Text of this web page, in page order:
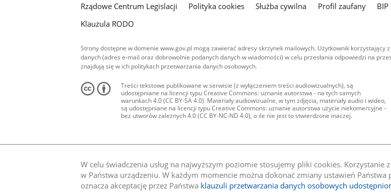
W celu świadczenia usług na najwyższym poziomie stosujemy pliki cookies. Korzystanie
w Państwa urządzeniu. W każdym momencie można dokonać zmiany ustawień
oznacza akceptację przez Państwa klauzuli przetwarzania danych osobowych
Rządowe Centrum Legislacji Polityka cookies Służba cywilna Profil zaufany BIP
Klauzula RODO
Strony dostępne w domenie www.gov.pl mogą zawierać adresy skrzynek mailowych. Użytkownik
danych (adres e-mail oraz dobrowolnie podanych danych w wiadomości) w celu przesłania odpowiedzi na
znajdują się w ich politykach przetwarzania danych osobowych.
Treści tekstowe publikowane w serwisie (z wyłączeniem treści audiowizualnych), są
udostępniane na licencji typu Creative Commons: uznanie autorstwa - na tych samych
warunkach 4.0 (CC BY-SA 4.0). Materiały audiowizualne, w tym zdjęcia, materiały audio i wideo,
są udostępniane na licencji typu Creative Commons: uznanie autorstwa użycie niekomercyjne -
bez utworów zależnych 4.0 (CC BY-NC-ND 4.0), o ile nie jest to stwierdzone inaczej.